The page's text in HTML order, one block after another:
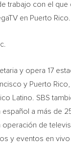
trabajo con el
en Puerto Rico
y opera 17
y Puerto Rico
Latino. SBS
a más de
operación de
y eventos en